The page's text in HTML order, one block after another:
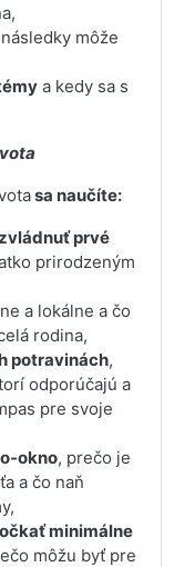
môže
a kedy sa s
sa naučíte:
prvé
prirodzeným
a lokálne a čo
rodina,
potravinách,
odporúčajú a
pre svoje
okno, prečo je
a čo naň
minimálne
môžu byť pre